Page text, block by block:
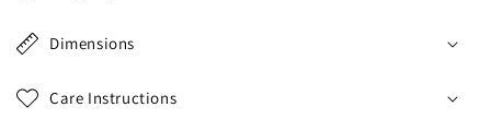
Dimensions
Care Instructions